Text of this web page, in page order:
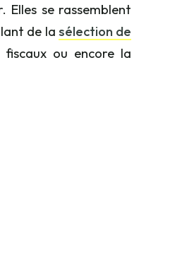
Elles se rassemblent
de la sélection de
ou encore la